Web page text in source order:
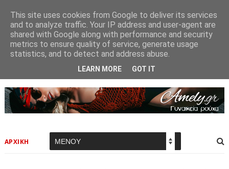
ΑΡΧΙΚΗ
This site uses cookies from Google to deliver its services
and to analyze traffic. Your IP address and user-agent are
shared with Google along with performance and security
metrics to ensure quality of service, generate usage
statistics, and to detect and address abuse.
LEARN MORE GOT IT